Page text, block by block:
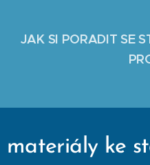
JAK SI PORADIT SE
materiály ke